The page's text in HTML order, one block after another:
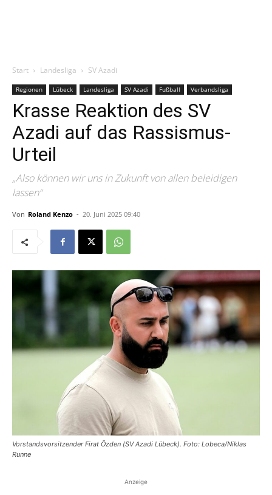
Start Landesliga SV Azadi
Regionen Lübeck Landesliga SV Azadi Fußball Verbandsliga
Krasse Reaktion des SV
Azadi auf das Rassismus-
Urteil
„Also können wir uns in Zukunft von allen beleidigen
lassen“
Von Roland Kenzo - 20. Juni 2025 09:40
Vorstandsvorsitzender Firat Özden (SV Azadi Lübeck). Foto: Lobeca/Niklas
Runne
Anzeige